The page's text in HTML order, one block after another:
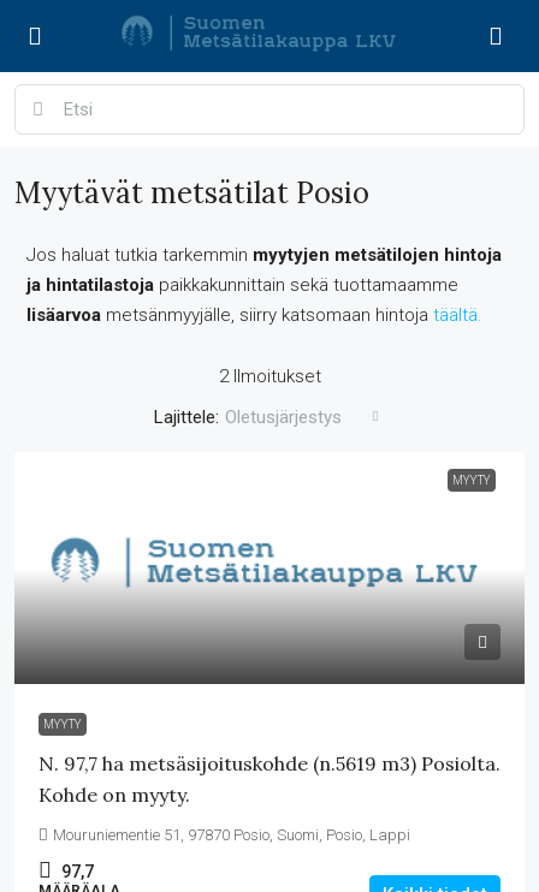
Myytävät metsätilat Posio
Jos haluat tutkia tarkemmin myytyjen metsätilojen hintoja
ja hintatilastoja paikkakunnittain sekä tuottamaamme
lisäarvoa metsänmyyjälle, siirry katsomaan hintoja täältä.
2 Ilmoitukset
Lajittele: Oletusjärjestys
MYYTY
MYYTY
N. 97,7 ha metsäsijoituskohde (n.5619 m3) Posiolta.
Kohde on myyty.
Mouruniementie 51, 97870 Posio, Suomi, Posio, Lappi
97,7